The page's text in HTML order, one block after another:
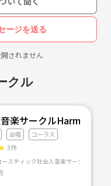
た踊りたい！
動を与える一年を過ごしま
ージを送る
されません
クル
楽サークルHarmonity
合唱 コーラス
3件